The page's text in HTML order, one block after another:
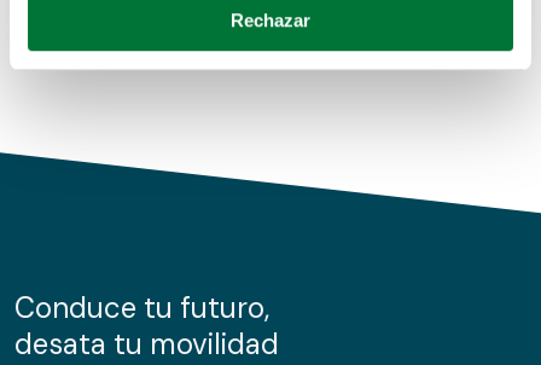
Obtenga más información sobre cómo se procesan sus
de cookies.
información sobre el uso que haga del sitio web con
nuestros partners de redes sociales, publicidad y análisis
Rechazar
Conduce tu futuro,
desata tu movilidad